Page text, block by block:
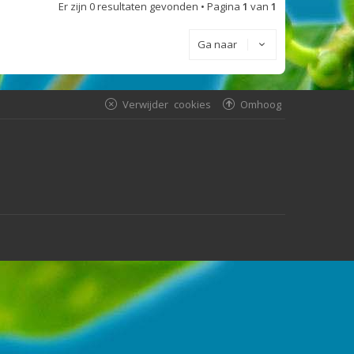
Er zijn 0 resultaten gevonden • Pagina 1 van 1
Ga naar
Omhoog
Verwijder cookies